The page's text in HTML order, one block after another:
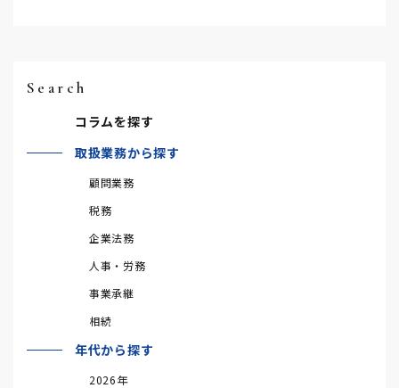
Search
コラムを探す
取扱業務から探す
顧問業務
税務
企業法務
人事・労務
事業承継
相続
年代から探す
2026年